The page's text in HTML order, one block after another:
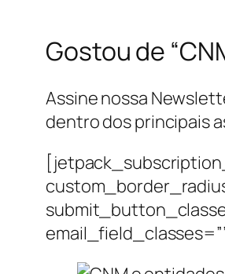
Gostou de
Assine nossa
dentro dos principais